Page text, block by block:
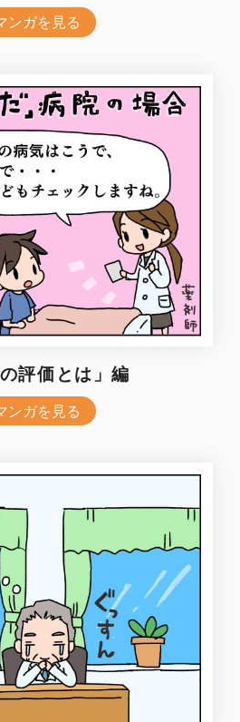
ンガを見る
の評価とは」編
ンガを見る